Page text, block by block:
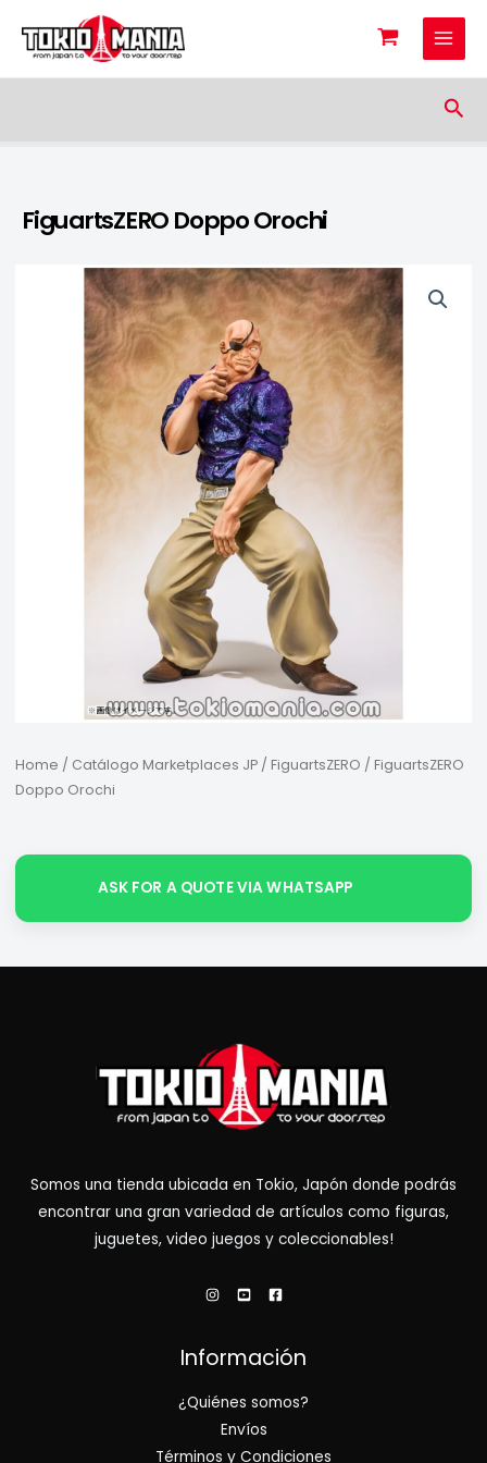
Skip to content
FiguartsZERO Doppo Orochi
Home / Catálogo Marketplaces JP/ FiguartsZERO / FiguartsZERO
Doppo Orochi
ASK FOR A QUOTE VIA WHATSAPP
Somos una tienda ubicada en Tokio, Japón donde podrás
encontrar una gran variedad de artículos como figuras,
juguetes, video juegos y coleccionables!
Información
¿Quiénes somos?
Envíos
Términos y Condiciones